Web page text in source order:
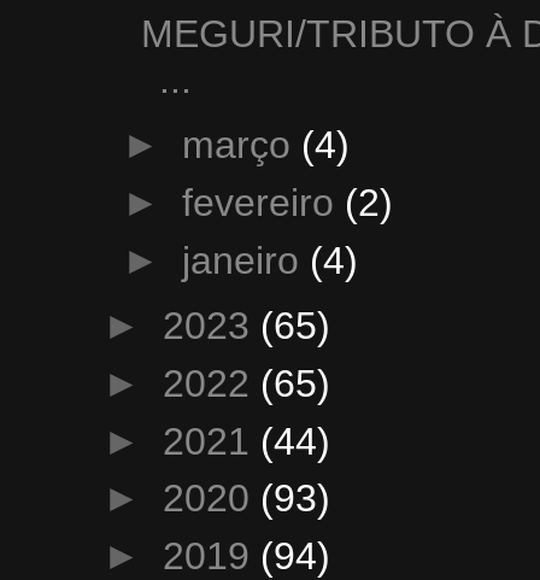
MEGURI/TRIBUTO À
...
► março (4)
► fevereiro (2)
► janeiro (4)
► 2023 (65)
► 2022 (65)
► 2021 (44)
► 2020 (93)
► 2019 (94)